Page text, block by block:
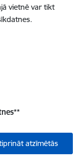
vietnē var tikt
**
atzīmētās